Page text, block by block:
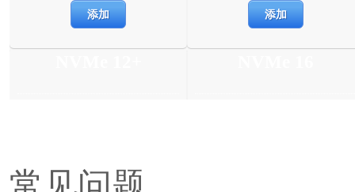
添加 添加
350 GB